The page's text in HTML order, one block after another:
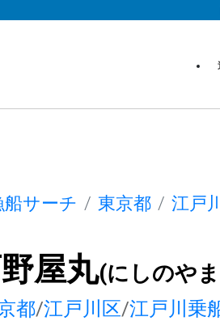
船サーチ 東京都 江戸
屋丸(にしのや
都/江戸川区/江戸川乗